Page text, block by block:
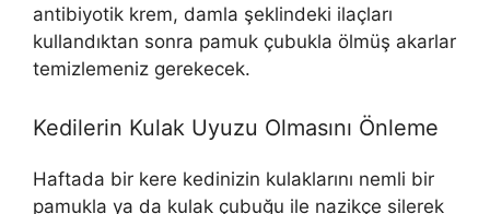
antibiyotik krem, damla şeklindeki ilaçları
kullandıktan sonra pamuk çubukla ölmüş akarlar
temizlemeniz gerekecek.
Kedilerin Kulak Uyuzu Olmasını Önleme
Haftada bir kere kedinizin kulaklarını nemli bir
pamukla ya da kulak çubuğu ile nazikçe silerek